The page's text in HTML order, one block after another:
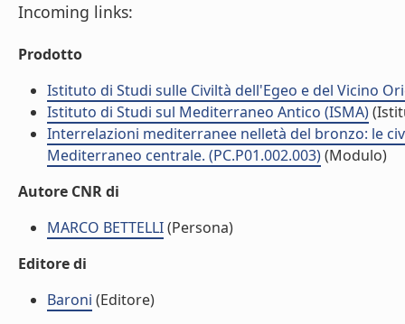
Incoming links:
Prodotto
Istituto di Studi sulle Civiltà dell'Egeo e del Vicino
Istituto di Studi sul Mediterraneo Antico (ISMA)
Interrelazioni mediterranee nelletà del bronzo: le
Mediterraneo centrale. (PC.P01.002.003)(Modulo)
Autore CNR di
MARCO BETTELLI(Persona)
Editore di
Baroni (Editore)